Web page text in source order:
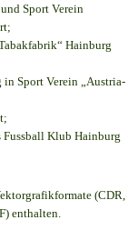
Sport Verein
Hainburg
in Sport Verein „Austria-
Fussball Klub Hainburg
(CDR,
enthalten.